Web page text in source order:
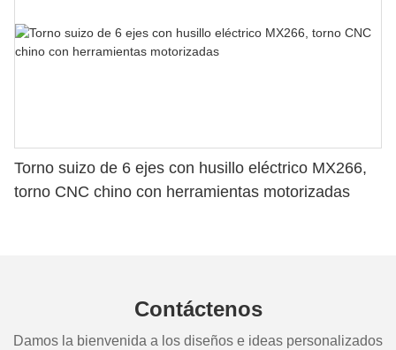
Torno suizo de 6 ejes con husillo eléctrico MX266,
torno CNC chino con herramientas motorizadas
Contáctenos
Damos la bienvenida a los diseños e ideas personalizados